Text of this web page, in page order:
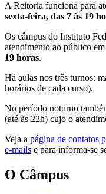
A Reitoria funciona para
sexta-feira, das 7 às 19
Os câmpus do Instituto
atendimento ao público
19 horas.
Há aulas nos três turnos:
horários de cada curso).
No período noturno
(até às 22h) cujo o
Veja a página de contatos
e-mails e para informa-se
O Câmpus